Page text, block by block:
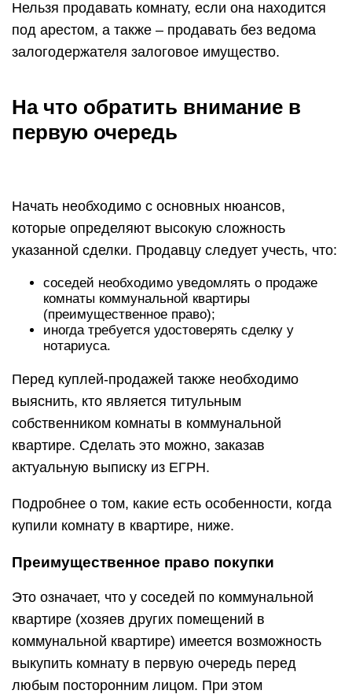
Нельзя продавать комнату, если она находится
под арестом, а также – продавать без ведома
залогодержателя залоговое имущество.
На что обратить внимание в
первую очередь
Начать необходимо с основных нюансов,
которые определяют высокую сложность
указанной сделки. Продавцу следует учесть, что:
соседей необходимо уведомлять о продаже
комнаты коммунальной квартиры
(преимущественное право);
иногда требуется удостоверять сделку у
нотариуса.
Перед куплей-продажей также необходимо
выяснить, кто является титульным
собственником комнаты в коммунальной
квартире. Сделать это можно, заказав
актуальную выписку из ЕГРН.
Подробнее о том, какие есть особенности, когда
купили комнату в квартире, ниже.
Преимущественное право покупки
Это означает, что у соседей по коммунальной
квартире (хозяев других помещений в
коммунальной квартире) имеется возможность
выкупить комнату в первую очередь перед
любым посторонним лицом. При этом